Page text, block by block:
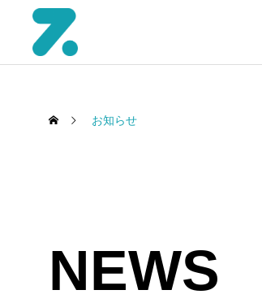
お知らせ
NEWS